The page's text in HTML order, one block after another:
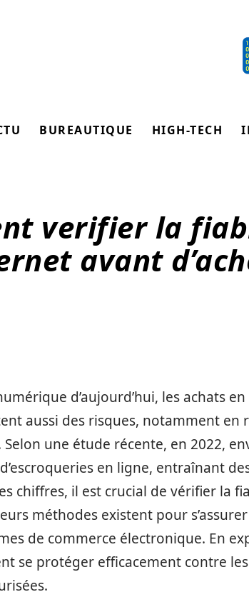
BUREAUTIQUE HIGH-TECH
verifier la
avant
d’aujourd’hui, les achats
aussi des risques, notamment
une étude récente, en 2022,
en ligne, entraînant
chiffres, il est crucial de vérifier la
méthodes existent pour
de commerce électronique. En
se protéger efficacement contre